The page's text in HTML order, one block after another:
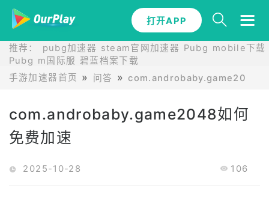
打开APP
推荐： pubg加速器 steam官网加速器 Pubg mobile下载
Pubg m国际服 碧蓝档案下载
手游加速器首页
问答 com.androbaby.game2048
com.androbaby.game2048如何
免费加速
2025-10-28 106